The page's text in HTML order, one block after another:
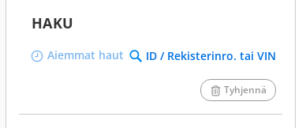
HAKU
Aiemmat haut ID / Rekisterinro. tai VIN
Tyhjennä